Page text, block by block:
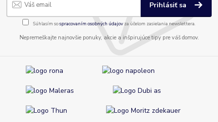
Prihlásiť sa
Súhlasím sospracovaním osobných údajov za účelom zasielania newslettera.
Nepremeškajte najnovšie ponuky, akcie a inšpirujúce tipy pre váš domov.